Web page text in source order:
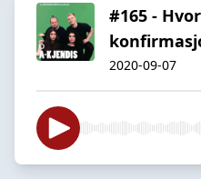
#165 -
2020-09-07